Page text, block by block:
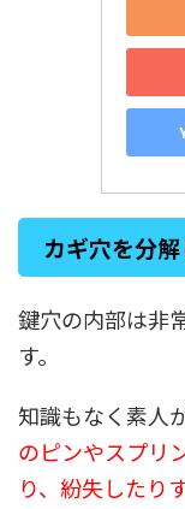
カギ穴を分
鍵穴の内部は非
す。
知識もなく素人
のピンやスプリ
り、紛失したり